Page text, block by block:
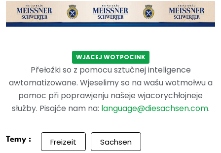
WJACEJ WOTPOCINK
Přełožki so z pomocu sztučnej inteligence
awtomatizowane. Wjeselimy so na wašu wotmołwu a
pomoc při poprawjenju našeje wjacorychłojneje
słužby. Pisajće nam na: language@diesachsen.com.
Temy : Freizeit Sachsen